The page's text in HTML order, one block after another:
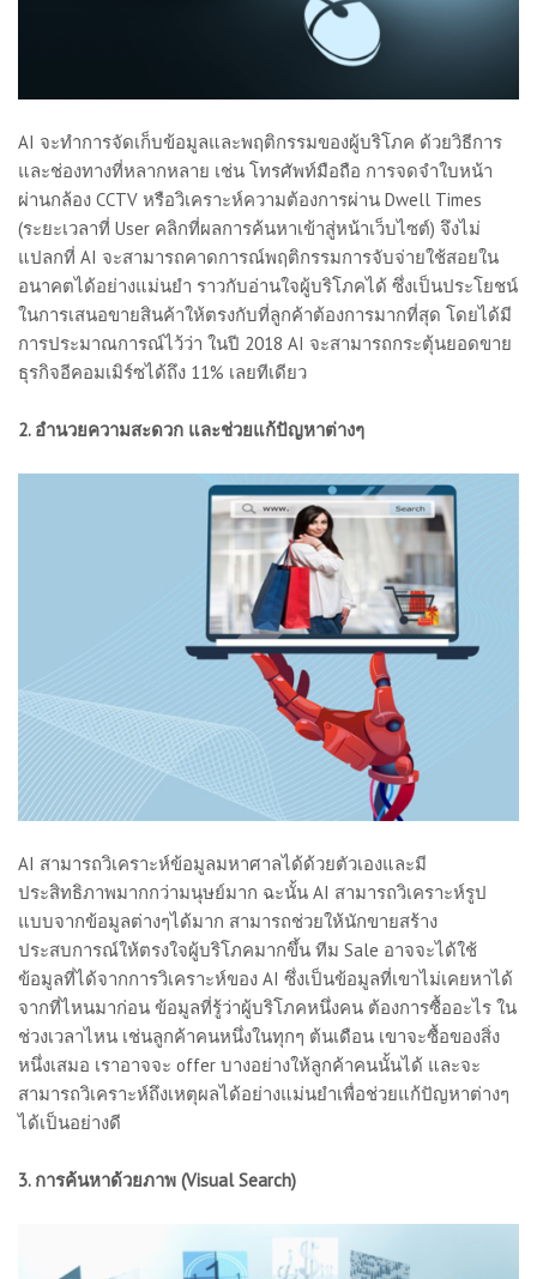
AI จะทำการจัดเก็บข้อมูลและพฤติกรรมของผู้บริโภค ด้วยวิธีการ
และช่องทางที่หลากหลาย เช่น โทรศัพท์มือถือ การจดจำใบหน้า
ผ่านกล้อง CCTV หรือวิเคราะห์ความต้องการผ่าน Dwell Times
(ระยะเวลาที่ User คลิกที่ผลการค้นหาเข้าสู่หน้าเว็บไซต์) จึงไม่
แปลกที่ AI จะสามารถคาดการณ์พฤติกรรมการจับจ่ายใช้สอยใน
อนาคตได้อย่างแม่นยำ ราวกับอ่านใจผู้บริโภคได้ ซึ่งเป็นประโยชน์
ในการเสนอขายสินค้าให้ตรงกับที่ลูกค้าต้องการมากที่สุด โดยได้มี
การประมาณการณ์ไว้ว่า ในปี 2018 AI จะสามารถกระตุ้นยอดขาย
ธุรกิจอีคอมเมิร์ซได้ถึง 11% เลยทีเดียว
2. อำนวยความสะดวก และช่วยแก้ปัญหาต่างๆ
AI สามารถวิเคราะห์ข้อมูลมหาศาลได้ด้วยตัวเองและมี
ประสิทธิภาพมากกว่ามนุษย์มาก ฉะนั้น AI สามารถวิเคราะห์รูป
แบบจากข้อมูลต่างๆได้มาก สามารถช่วยให้นักขายสร้าง
ประสบการณ์ให้ตรงใจผู้บริโภคมากขึ้น ทีม Sale อาจจะได้ใช้
ข้อมูลที่ได้จากการวิเคราะห์ของ AI ซึ่งเป็นข้อมูลที่เขาไม่เคยหาได้
จากที่ไหนมาก่อน ข้อมูลที่รู้ว่าผู้บริโภคหนึ่งคน ต้องการซื้ออะไร ใน
ช่วงเวลาไหน เช่นลูกค้าคนหนึ่งในทุกๆ ต้นเดือน เขาจะซื้อของสิ่ง
หนึ่งเสมอ เราอาจจะ offer บางอย่างให้ลูกค้าคนนั้นได้ และจะ
สามารถวิเคราะห์ถึงเหตุผลได้อย่างแม่นยำเพื่อช่วยแก้ปัญหาต่างๆ
ได้เป็นอย่างดี
3. การค้นหาด้วยภาพ (Visual Search)